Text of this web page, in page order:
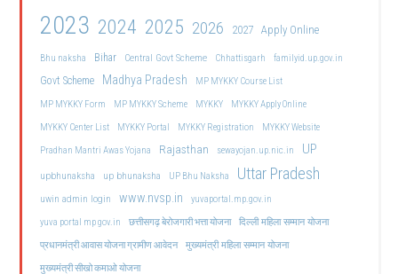
2023 2024 2025 2026 2027 Apply Online
Bhu naksha Bihar Central Govt Scheme Chhattisgarh familyid.up.gov.in
Govt Scheme Madhya Pradesh
MP MYKKY Course List
MP MYKKY Form
MP MYKKY Scheme MYKKY
MYKKY Apply Online
MYKKY Center List
MYKKY Portal MYKKY Registration
MYKKY Website
Pradhan Mantri Awas Yojana
Rajasthan sewayojan.up.nic.in UP
upbhunaksha up bhunaksha UP Bhu Naksha Uttar Pradesh
uwin admin login www.nvsp.in
yuvaportal.mp.gov.in
yuva portal mp gov.in
छत्तीसगढ़ बेरोजगारी भत्ता योजना दिल्ली महिला सम्मान योजना
प्रधानमंत्री आवास योजना ग्रामीण आवेदन मुख्यमंत्री महिला सम्मान योजना
मुख्यमंत्री सीखो कमाओ योजना